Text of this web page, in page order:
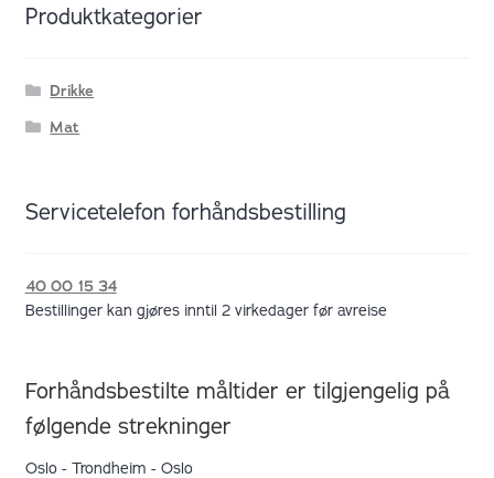
Produktkategorier
Drikke
Mat
Servicetelefon forhåndsbestilling
40 00 15 34
Bestillinger kan gjøres inntil 2 virkedager før avreise
Forhåndsbestilte måltider er tilgjengelig på
følgende strekninger
Oslo - Trondheim - Oslo